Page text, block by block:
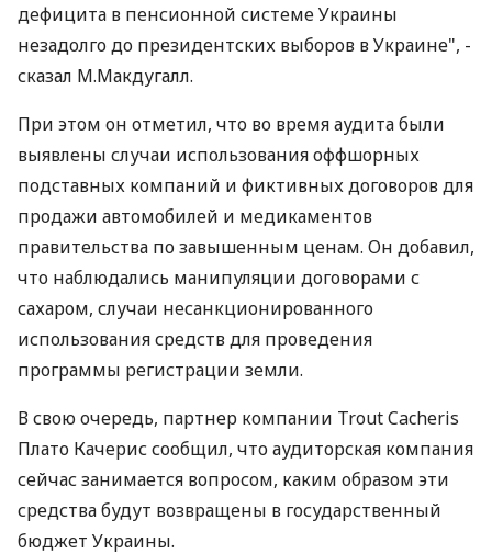
дефицита в пенсионной системе Украины
незадолго до президентских выборов в Украине", -
сказал М.Макдугалл.
При этом он отметил, что во время аудита были
выявлены случаи использования оффшорных
подставных компаний и фиктивных договоров для
продажи автомобилей и медикаментов
правительства по завышенным ценам. Он добавил,
что наблюдались манипуляции договорами с
сахаром, случаи несанкционированного
использования средств для проведения
программы регистрации земли.
В свою очередь, партнер компании Trout Cacheris
Плато Качерис сообщил, что аудиторская компания
сейчас занимается вопросом, каким образом эти
средства будут возвращены в государственный
бюджет Украины.